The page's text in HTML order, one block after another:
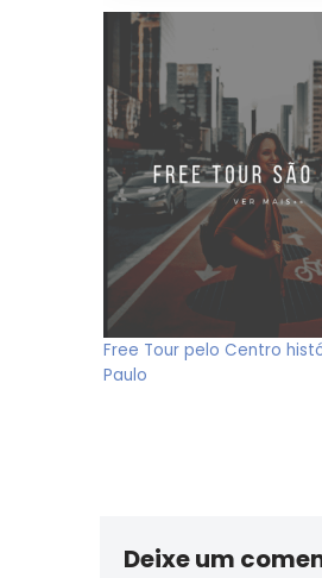
Free Tour pelo Centro
Paulo
Deixe um